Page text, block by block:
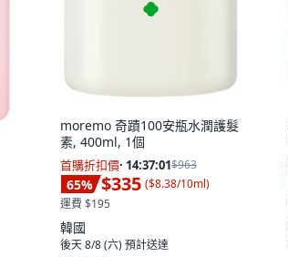
moremo 奇蹟100安瓶水潤護髮
素, 400ml, 1個
首購折扣價· 14:37:00$963
65% $335 ($8.38/10ml)
運費 $195
韓國
後天 8/8 (六) 預計送達